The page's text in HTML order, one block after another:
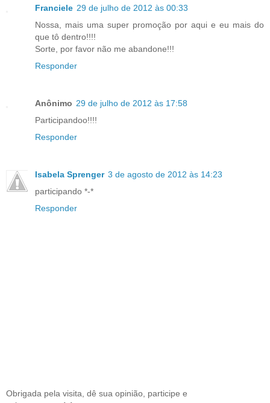
Franciele 29 de julho de 2012 às 00:33
Nossa, mais uma super promoção por aqui e eu mais do
que tô dentro!!!!
Sorte, por favor não me abandone!!!
Responder
Anônimo 29 de julho de 2012 às 17:58
Participandoo!!!!
Responder
Isabela Sprenger 3 de agosto de 2012 às 14:23
participando *-*
Responder
Obrigada pela visita, dê sua opinião, participe e